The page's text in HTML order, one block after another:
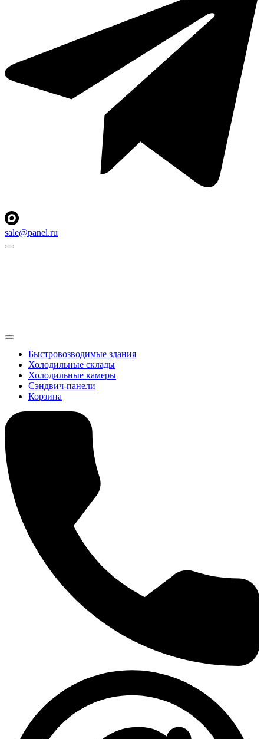
sale@panel.ru
Быстровозводимые здания
Холодильные склады
Холодильные камеры
Сэндвич-панели
Корзина